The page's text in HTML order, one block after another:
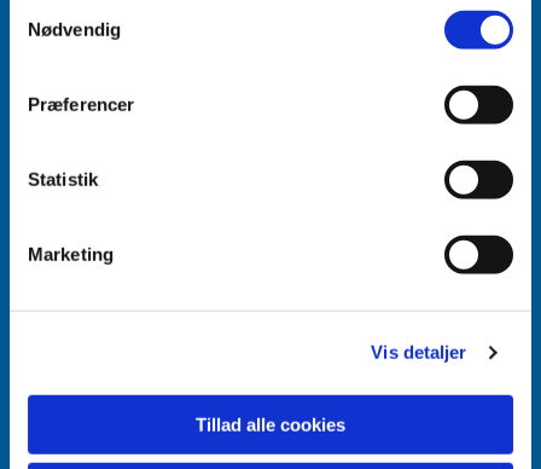
Nødvendig
Præferencer
Statistik
Marketing
Vis detaljer
Tillad alle cookies